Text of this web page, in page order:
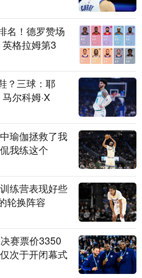
名！德罗赞场
格拉姆第3
？三球：耶
尔科姆·X
瑜伽拯救了我
我练这个
练营表现好些
轮换阵容
赛票价3350
次于开闭幕式